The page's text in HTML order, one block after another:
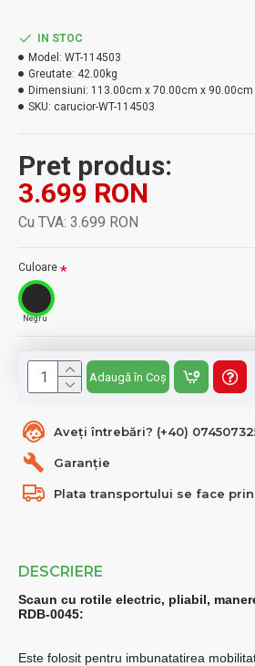
DESCRIERE
Scaun cu rotile electric, pliabil,
RDB-0045:
Este folosit pentru imbunatatirea
Aveți întrebări? (+40)
Garanție
Plata transportului se face
Pret produs:
3.699 RON
Cu TVA: 3.699 RON
IN STOC
Model: WT-114503
Greutate: 42.00kg
Dimensiuni: 113.00cm x 70.00cm x 90.00cm
SKU: carucior-WT-114503
Culoare
Negru
Adaugă în Coș